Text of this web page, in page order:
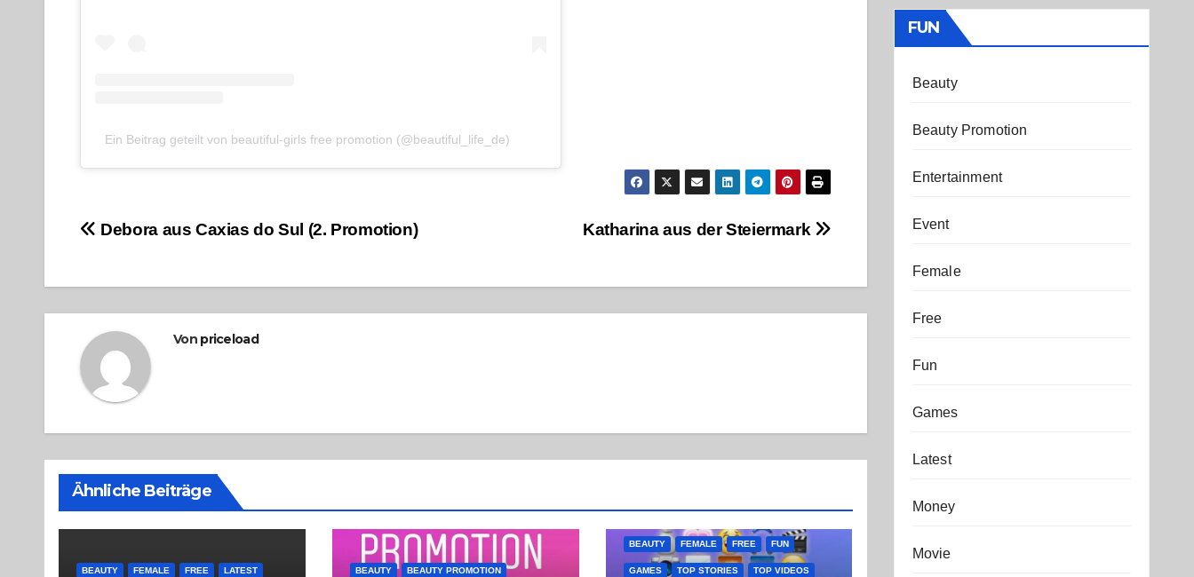
Ein Beitrag geteilt von beautiful-girls free promotion (@beautiful_life_de)
Beitragsnavigation Katharina aus der Steiermark
Debora aus Caxias do Sul (2. Promotion)
Von priceload
Ähnliche Beiträge
BEAUTY FEMALE FREE LATEST BEAUTY BEAUTY PROMOTION
BEAUTY FEMALE FREE FUN
GAMES TOP STORIES TOP VIDEOS
FUN
Beauty
Beauty Promotion
Entertainment
Event
Female
Free
Fun
Games
Latest
Money
Movie